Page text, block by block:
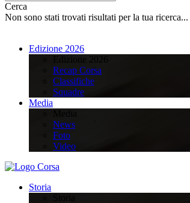
Cerca
Non sono stati trovati risultati per la tua ricerca...
Edizione 2026
Recap Corsa
Classifiche
Squadre
Media
News
Foto
Video
Storia